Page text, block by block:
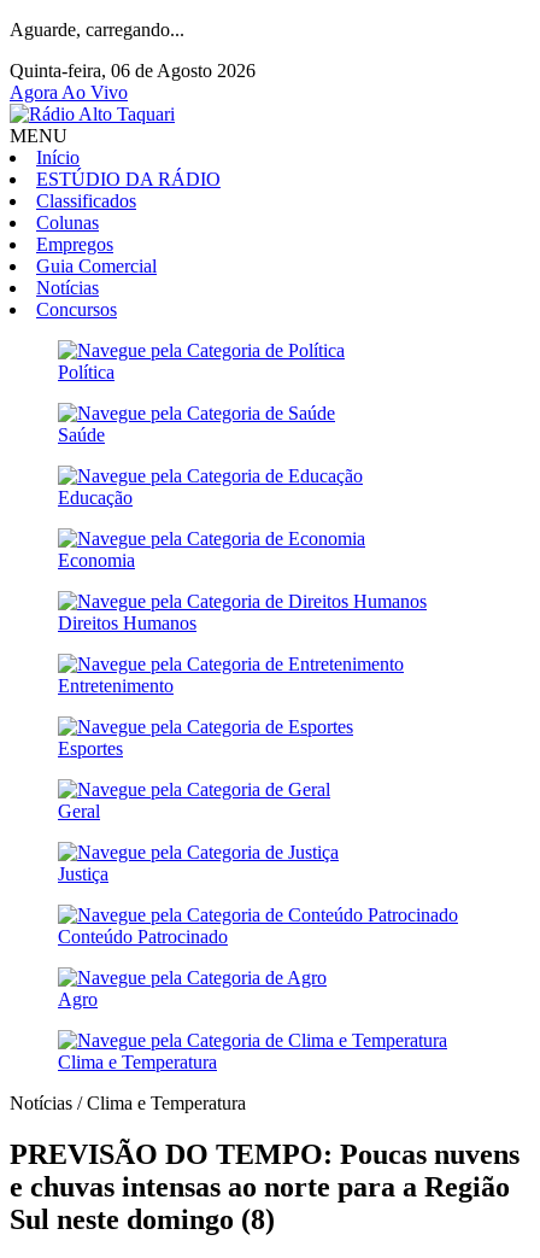
Aguarde, carregando...
Quinta-feira, 06 de Agosto 2026
Agora Ao Vivo
MENU
Início
ESTÚDIO DA RÁDIO
Classificados
Colunas
Empregos
Guia Comercial
Notícias
Concursos
Política
Saúde
Educação
Economia
Direitos Humanos
Entretenimento
Esportes
Geral
Justiça
Conteúdo Patrocinado
Agro
Clima e Temperatura
Notícias / Clima e Temperatura
PREVISÃO DO TEMPO: Poucas nuvens
e chuvas intensas ao norte para a Região
Sul neste domingo (8)